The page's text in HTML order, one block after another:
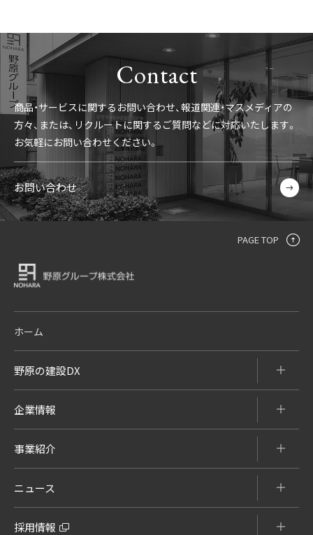
Contact
商品・サービスに関するお問い合わせ、報道関連・マスメディアの
方々、 または、リクルートに関するご質問などに対応いたします。
お気軽にお問い合わせください。
お問い合わせ
PAGE TOP
ホーム
野原の建設DX
企業情報
事業紹介
ニュース
採用情報